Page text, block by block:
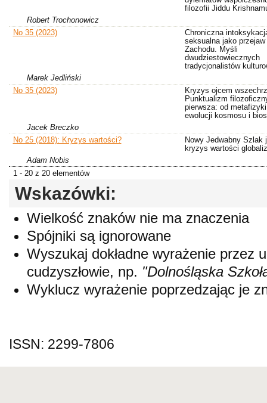
filozofii Jiddu
Robert Trochonowicz
No 35 (2023)
Chroniczna
seksualna jako
Zachodu. Myśli
dwudziestowiecznych
tradycjonalistów
Marek Jedliński
No 35 (2023)
Kryzys ojcem
Punktualizm
pierwsza: od
ewolucji kosmosu i
Jacek Breczko
No 25 (2018): Kryzys wartości?
Nowy Jedwabny Szlak
kryzys wartości
Adam Nobis
1 - 20 z 20 elementów
Wskazówki:
Wielkość znaków nie ma znaczenia
Spójniki są ignorowane
Wyszukaj dokładne wyrażenie przez
cudzyszłowie, np. "Dolnośląska
Wyklucz wyrażenie poprzedzając je
ISSN: 2299-7806